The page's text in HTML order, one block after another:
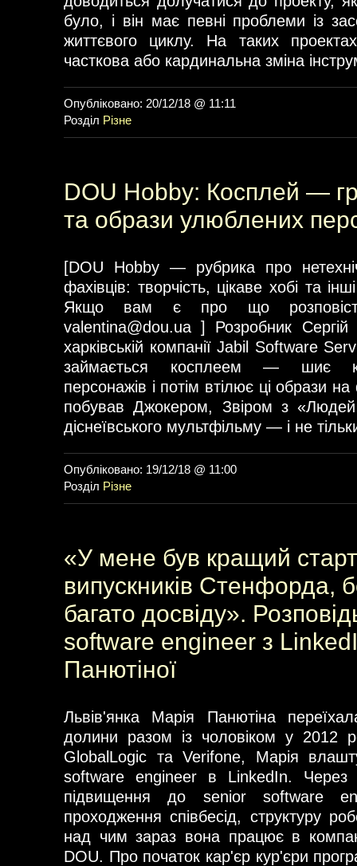
було, і він має певні проблеми із
життєвого циклу. На таких
часткова або кардинальна зміна
Опубліковано: 20/12/18 @ 11:11
Розділ Різне
DOU Hobby: Косплей —
та образи улюблених
[DOU Hobby — рубрика про
фахівців: творчість, цікаве хобі та
Якщо вам є про що
valentina@dou.ua ] Розробник
харківській компанії Jabil Software
займається косплеем — шиє
персонажів і потім втілює ці образи
побував Джокером, Звіром з
діснеївського мультфільму — і не
Опубліковано: 19/12/18 @ 11:00
Розділ Різне
«У мене був кращий
випускників Стенфорда,
багато досвіду».
software engineer з
Панютіної
Львів'янка Марія Панютіна
долини разом із чоловіком у 2012
GlobalLogic та Verifone, Марія
software engineer в LinkedIn. Через
підвищення до senior software
проходження співбесід, структуру
над чим зараз вона працює в
DOU. Про початок кар'єр кур'єри